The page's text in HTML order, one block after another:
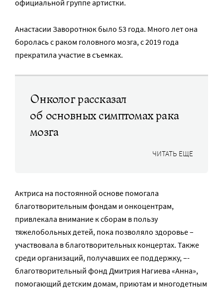
официальной группе артистки.
Анастасии Заворотнюк было 53 года. Много лет она
боролась с раком головного мозга, с 2019 года
прекратила участие в съемках.
Онколог рассказал
об основных симптомах рака
мозга
ЧИТАТЬ ЕЩЕ
Актриса на постоянной основе помогала
благотворительным фондам и онкоцентрам,
привлекала внимание к сборам в пользу
тяжелобольных детей, пока позволяло здоровье –
участвовала в благотворительных концертах. Также
среди организаций, получавших ее поддержку, –-
благотворительный фонд Дмитрия Нагиева «Анна»,
помогающий детским домам, приютам и многодетным